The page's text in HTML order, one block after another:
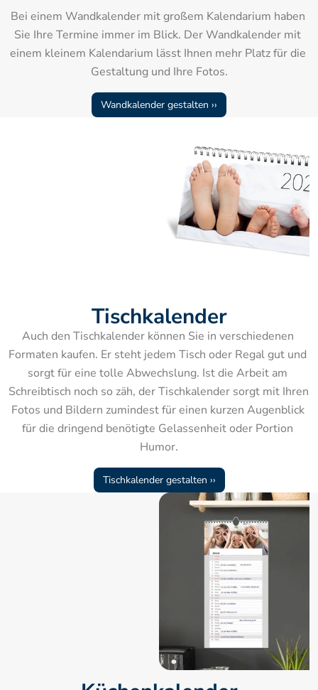
Bei einem Wandkalender mit großem Kalendarium haben
Sie Ihre Termine immer im Blick. Der Wandkalender mit
einem kleinem Kalendarium lässt Ihnen mehr Platz für die
Gestaltung und Ihre Fotos.
Wandkalender gestalten ››
Tischkalender
Auch den Tischkalender können Sie in verschiedenen
Formaten kaufen. Er steht jedem Tisch oder Regal gut und
sorgt für eine tolle Abwechslung. Ist die Arbeit am
Schreibtisch noch so zäh, der Tischkalender sorgt mit Ihren
Fotos und Bildern zumindest für einen kurzen Augenblick
für die dringend benötigte Gelassenheit oder Portion
Humor.
Tischkalender gestalten ››